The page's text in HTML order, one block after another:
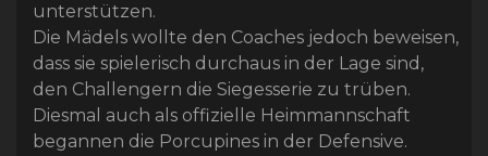
unterstützen.
Die Mädels wollte den Coaches jedoch beweisen,
dass sie spielerisch durchaus in der Lage sind,
den Challengern die Siegesserie zu trüben.
Diesmal auch als offizielle Heimmannschaft
begannen die Porcupines in der Defensive.